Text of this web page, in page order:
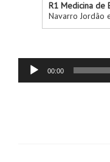
R1 Medicina de
Navarro Jordão
Tocador 00:00